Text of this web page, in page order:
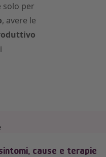
solo per
, avere le
cause e terapie